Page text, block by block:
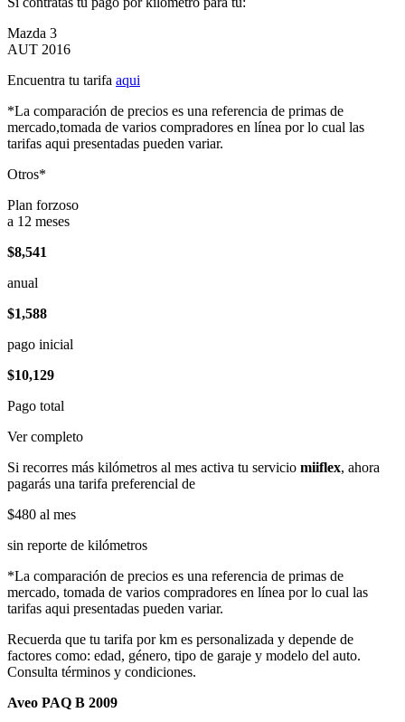
Mazda 3
AUT 2016
Encuentra tu tarifa aqui
*La comparación de precios es una referencia de primas de
mercado,tomada de varios compradores en línea por lo cual las
tarifas aqui presentadas pueden variar.
Otros*
Plan forzoso
a 12 meses
$8,541
anual
$1,588
pago inicial
$10,129
Pago total
Ver completo
Si recorres más kilómetros al mes activa tu servicio miiflex, ahora
pagarás una tarifa preferencial de
$480 al mes
sin reporte de kilómetros
*La comparación de precios es una referencia de primas de
mercado, tomada de varios compradores en línea por lo cual las
tarifas aqui presentadas pueden variar.
Recuerda que tu tarifa por km es personalizada y depende de
factores como: edad, género, tipo de garaje y modelo del auto.
Consulta términos y condiciones.
Aveo PAQ B 2009